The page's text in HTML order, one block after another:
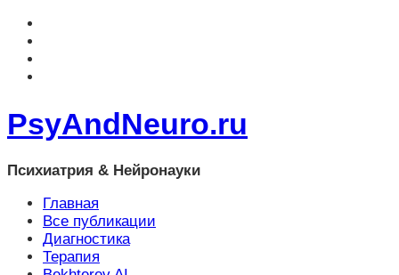
PsyAndNeuro.ru
Психиатрия & Нейронауки
Главная
Все публикации
Диагностика
Терапия